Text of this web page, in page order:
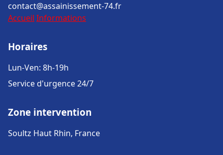
contact@assainissement-74.fr
Accueil Informations
Horaires
Lun-Ven: 8h-19h
Service d'urgence 24/7
Zone intervention
Soultz Haut Rhin, France